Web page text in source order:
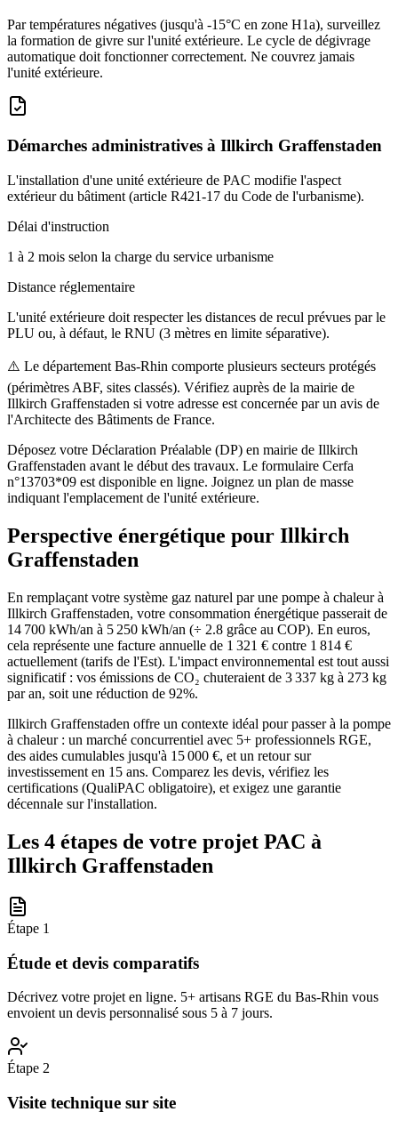
Par températures négatives (jusqu'à -15°C en zone H1a), surveillez
la formation de givre sur l'unité extérieure. Le cycle de dégivrage
automatique doit fonctionner correctement. Ne couvrez jamais
l'unité extérieure.
Démarches administratives à Illkirch Graffenstaden
L'installation d'une unité extérieure de PAC modifie l'aspect
extérieur du bâtiment (article R421-17 du Code de l'urbanisme).
Délai d'instruction
1 à 2 mois selon la charge du service urbanisme
Distance réglementaire
L'unité extérieure doit respecter les distances de recul prévues par le
PLU ou, à défaut, le RNU (3 mètres en limite séparative).
⚠️ Le département Bas-Rhin comporte plusieurs secteurs protégés
(périmètres ABF, sites classés). Vérifiez auprès de la mairie de
Illkirch Graffenstaden si votre adresse est concernée par un avis de
l'Architecte des Bâtiments de France.
Déposez votre Déclaration Préalable (DP) en mairie de Illkirch
Graffenstaden avant le début des travaux. Le formulaire Cerfa
n°13703*09 est disponible en ligne. Joignez un plan de masse
indiquant l'emplacement de l'unité extérieure.
Perspective énergétique pour Illkirch
Graffenstaden
En remplaçant votre système gaz naturel par une pompe à chaleur à
Illkirch Graffenstaden, votre consommation énergétique passerait de
14 700 kWh/an à 5 250 kWh/an (÷ 2.8 grâce au COP). En euros,
cela représente une facture annuelle de 1 321 € contre 1 814 €
actuellement (tarifs de l'Est). L'impact environnemental est tout aussi
significatif : vos émissions de CO₂ chuteraient de 3 337 kg à 273 kg
par an, soit une réduction de 92%.
Illkirch Graffenstaden offre un contexte idéal pour passer à la pompe
à chaleur : un marché concurrentiel avec 5+ professionnels RGE,
des aides cumulables jusqu'à 15 000 €, et un retour sur
investissement en 15 ans. Comparez les devis, vérifiez les
certifications (QualiPAC obligatoire), et exigez une garantie
décennale sur l'installation.
Les 4 étapes de votre projet PAC à
Illkirch Graffenstaden
Étape 1
Étude et devis comparatifs
Décrivez votre projet en ligne. 5+ artisans RGE du Bas-Rhin vous
envoient un devis personnalisé sous 5 à 7 jours.
Étape 2
Visite technique sur site